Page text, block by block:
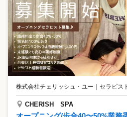
株式会社チェリッシュ・ユー セラピス
CHERISH SPA